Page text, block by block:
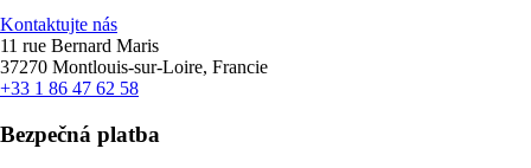
Kontaktujte nás
11 rue Bernard Maris
37270 Montlouis-sur-Loire, Francie
+33 1 86 47 62 58
Bezpečná platba